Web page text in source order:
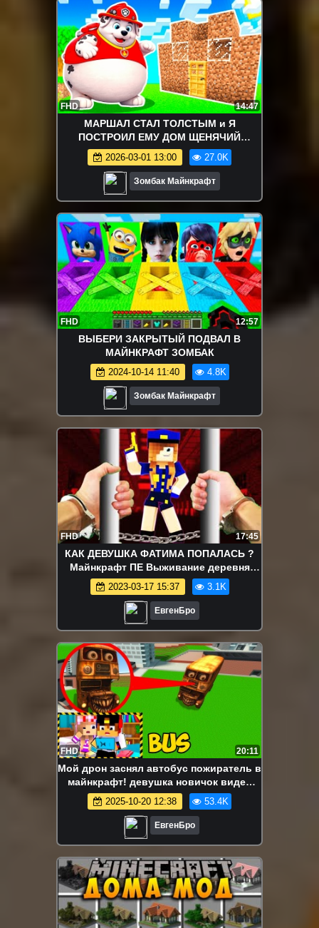
FHD 14:47
МАРШАЛ СТАЛ ТОЛСТЫМ и Я
ПОСТРОИЛ ЕМУ ДОМ ЩЕНЯЧИЙ
ПАТРУЛЬ в МАЙНКРАФТ
2026-03-01 13:00 27.0K
Зомбак Майнкрафт
FHD 12:57
ВЫБЕРИ ЗАКРЫТЫЙ ПОДВАЛ В
МАЙНКРАФТ ЗОМБАК
2024-10-14 11:40 4.8K
Зомбак Майнкрафт
FHD 17:45
КАК ДЕВУШКА ФАТИМА ПОПАЛАСЬ ?
Майнкрафт ПЕ Выживание деревня
моды видео Minecraft
2023-03-17 15:37 3.1K
ЕвгенБро
FHD 20:11
Мой дрон заснял автобус пожиратель в
майнкрафт! девушка новичок видео
minecraft
2025-10-20 12:38 53.4K
ЕвгенБро